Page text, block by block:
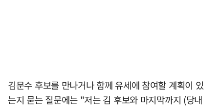
김문수 후보를 만나거나 함께 유세에 참여할 계획이 있
는지 묻는 질문에는 "저는 김 후보와 마지막까지 (당내